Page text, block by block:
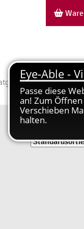
Wissen kompakt